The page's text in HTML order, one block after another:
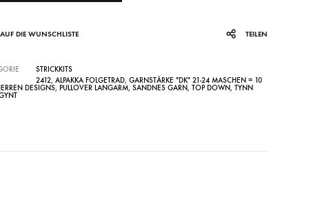
AUF DIE WUNSCHLISTE TEILEN
STRICKKITS
2412, ALPAKKA FOLGETRAD, GARNSTÄRKE "DK" 21-24 MASCHEN = 10
DESIGNS, PULLOVER LANGARM, SANDNES GARN, TOP DOWN, TYNN